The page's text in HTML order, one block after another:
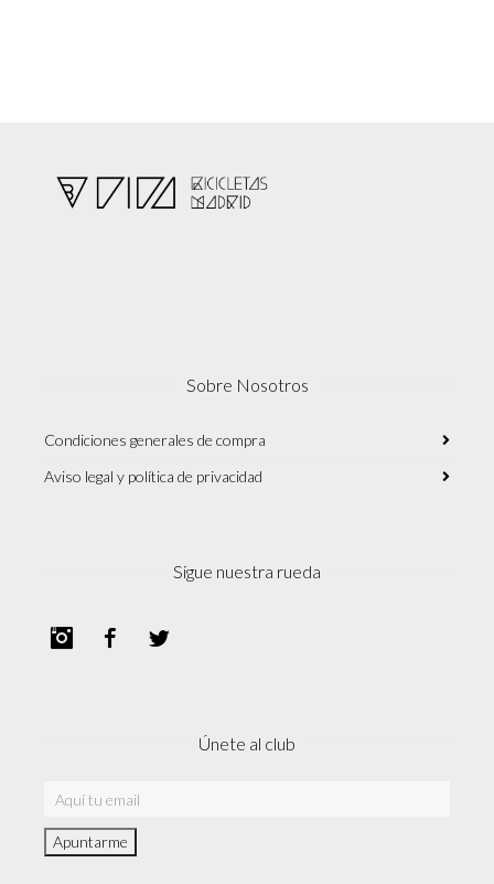
Sobre Nosotros
Condiciones generales de compra
Aviso legal y política de privacidad
Sigue nuestra rueda
InstagramFacebook
Únete al club